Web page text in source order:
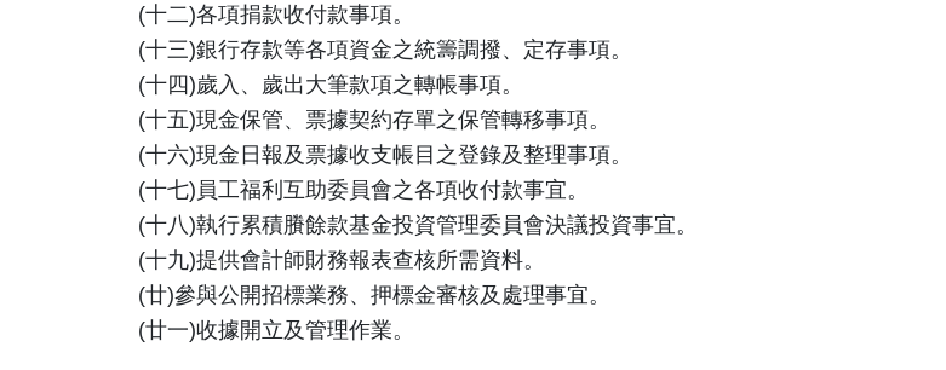
(十二)各項捐款收付款事項。
(十三)銀行存款等各項資金之統籌調撥、定存事項。
(十四)歲入、歲出大筆款項之轉帳事項。
(十五)現金保管、票據契約存單之保管轉移事項。
(十六)現金日報及票據收支帳目之登錄及整理事項。
(十七)員工福利互助委員會之各項收付款事宜。
(十八)執行累積賸餘款基金投資管理委員會決議投資事宜。
(十九)提供會計師財務報表查核所需資料。
(廿)參與公開招標業務、押標金審核及處理事宜。
(廿一)收據開立及管理作業。